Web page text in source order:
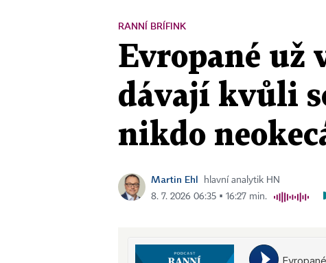
RANNÍ BRÍFINK
Evropané už
dávají kvůli
nikdo
Martin Ehl
hlavní analytik HN
8. 7. 2026 06:35 ▪ 16:27 min.